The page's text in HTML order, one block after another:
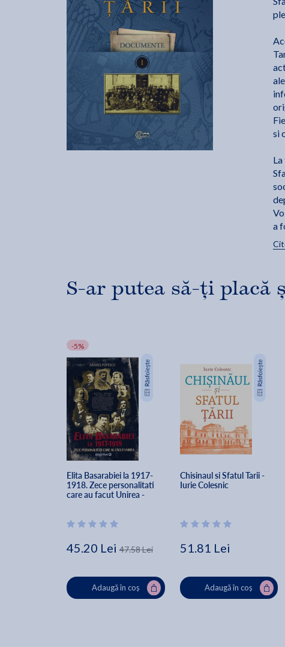
si
a
S-ar putea să-ți placă
-5%
Elita Basarabiei la 1917-
1918. Zece personalitati
care au facut Unirea -
45.20 Lei 47.58 Lei
Adaugă în coș
Chisinaul si Sfatul Tarii -
Iurie Colesnic
51.81 Lei
Adaugă în coș